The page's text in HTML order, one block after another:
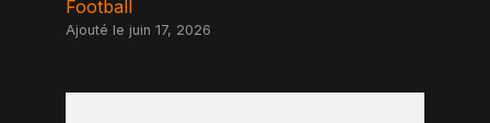
Football
Ajouté le juin 17, 2026